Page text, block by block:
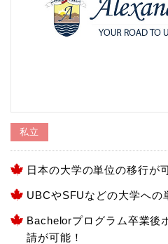
私立
日本の大学の単位の移行が
UBCやSFUなどの大学への
Bachelorプログラム卒業後
請が可能！